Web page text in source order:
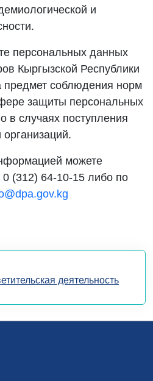
и
персональных данных
Кыргызской Республики
предмет соблюдения норм
защиты персональных
в случаях поступления
можете
0 (312) 64-10-15 либо по
деятельность